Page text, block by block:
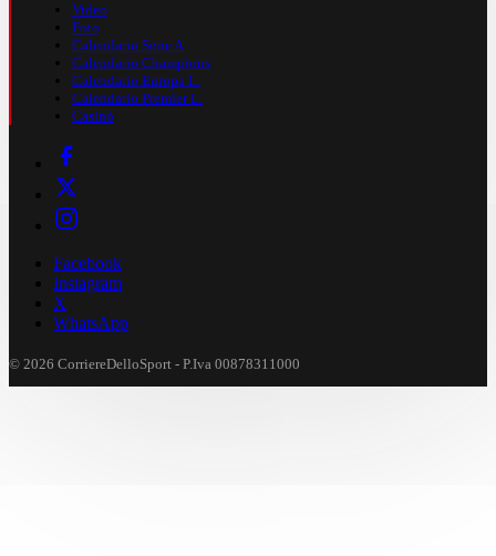
Video
Foto
Calendario Serie A
Calendario Champions
Calendario Europa L.
Calendario Premier L.
Casinò
Facebook
Instagram
X
WhatsApp
© 2026 CorriereDelloSport - P.Iva 00878311000